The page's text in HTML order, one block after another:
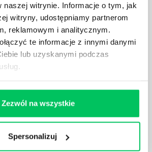
naszej witrynie. Informacje o tym, jak
witryny, udostępniamy partnerom
reklamowym i analitycznym.
te informacje z innymi danymi
lub uzyskanymi podczas
Zezwól na wszystkie
Spersonalizuj
trafiają do klientów.
pracy osoby zatrudnione na
powierzone sobie zadania.
jest przestrzeganie panujących w